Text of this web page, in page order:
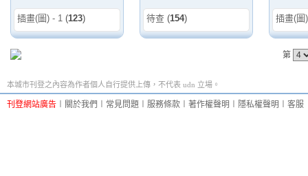
插畫(圖) - 1 (123) 待查 (154) 插畫(圖
第
本城市刊登之內容為作者個人自行提供上傳，不代表 udn 立場。
刊登網站廣告 關於我們 常見問題 服務條款 著作權聲明 隱私權聲明 客服